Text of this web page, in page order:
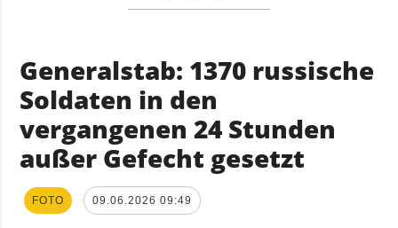
Generalstab: 1370 russische
Soldaten in den
vergangenen 24 Stunden
außer Gefecht gesetzt
FOTO 09.06.2026 09:49